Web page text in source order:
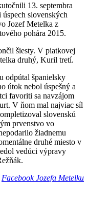
13. septembra
slovenských
Jozef Metelka z
pohára 2015.
šiesty. V piatkovej
druhý, Kuril tretí.
odpútal španielsky
útok nebol úspešný a
favoriti sa navzájom
V ňom mal najviac síl
slovenskú
prvenstvo vo
žiadnemu
druhé miesto v
vedúci výpravy
Facebook Jozefa Metelku